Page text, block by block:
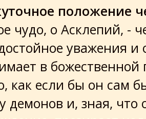
положение
чудо, о Асклепий, -
уважения и
в божественной
как если бы он сам
демонов и, зная, что